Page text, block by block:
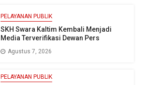
PELAYANAN PUBLIK
SKH Swara Kaltim Kembali Menjadi
Media Terverifikasi Dewan Pers
Agustus 7, 2026
PELAYANAN PUBLIK